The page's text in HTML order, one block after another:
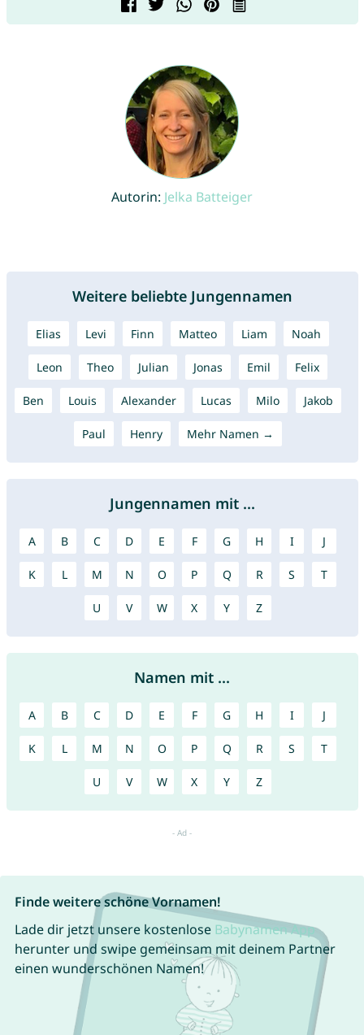
Autorin: Jelka Batteiger
Weitere beliebte Jungennamen
Elias Levi Finn Matteo Liam Noah
Leon Theo Julian Jonas Emil Felix
Ben Louis Alexander Lucas Milo Jakob
Paul Henry Mehr Namen →
Jungennamen mit ...
A B C D E F G H I J
K L M N O P Q R S T
U V W X Y Z
Namen mit ...
A B C D E F G H I J
K L M N O P Q R S T
U V W X Y Z
Finde weitere schöne Vornamen!
Lade dir jetzt unsere kostenlose Babynamen App
herunter und swipe gemeinsam mit deinem Partner
einen wunderschönen Namen!